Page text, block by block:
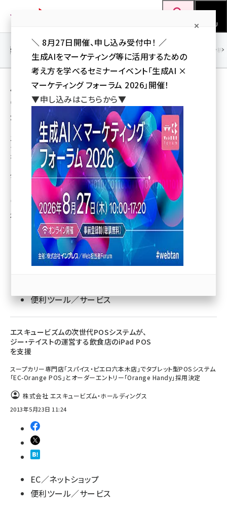
ン
MENU
seo (3541)
ai (2827)
youtube (2449)
note (2323)
セミナー (2318)
z世代 (1632)
meo (1282)
llmo (1171)
SEO アクセス解析／データ分析
用語「EC-Orange POS」 が使われている記事
の一覧
全 8 記事中 1 ～ 8 を表示中
エスキュービズムの次世代POSシステムが、
ジー・テイストの運営する飲食店のiPad POS
を支援
タブレット型POSシステム「EC-Orange POS」、オーダーエントリー
「Orange Handy」no
株式会社 エスキュービズム・ホールディングス
2013年5月23日 11:21
便利ツール／サービス
エスキュービズムの次世代POSシステムが、
ジー・テイストの運営する飲食店のiPad POS
を支援
スープカリー専門店「スパイス・ピエロ六本木店」でタブレット型POSシステム
「EC-Orange POS」とオーダーエントリー「Orange Handy」採用決定
株式会社 エスキュービズム・ホールディングス
2013年5月23日 11:24
EC／ネットショップ
便利ツール／サービス
＼ 8月27日開催、申し込み受付中！ ／
生成AIをマーケティング等に活用するための
考え方を学べるセミナーイベント「生成AI ×
マーケティング フォーラム 2026」開催！
▼申し込みはこちらから▼